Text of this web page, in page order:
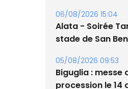
stade de San
05/08/2026 09:53
procession le 14
31/07/2026 08:24